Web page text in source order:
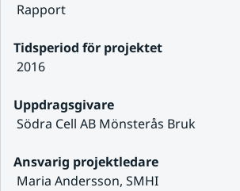
Rapport
Tidsperiod för projektet
2016
Uppdragsgivare
Södra Cell AB Mönsterås Bruk
Ansvarig projektledare
Maria Andersson, SMHI